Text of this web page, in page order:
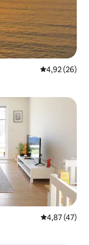
4,92 av 5 i
4,92 (26)
4,87 av 5 i
4,87 (47)